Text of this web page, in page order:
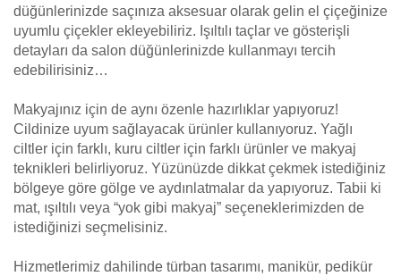
düğünlerinizde saçınıza aksesuar olarak gelin el çiçeğinize
uyumlu çiçekler ekleyebiliriz. Işıltılı taçlar ve gösterişli
detayları da salon düğünlerinizde kullanmayı tercih
edebilirisiniz…
Makyajınız için de aynı özenle hazırlıklar yapıyoruz!
Cildinize uyum sağlayacak ürünler kullanıyoruz. Yağlı
ciltler için farklı, kuru ciltler için farklı ürünler ve makyaj
teknikleri belirliyoruz. Yüzünüzde dikkat çekmek istediğiniz
bölgeye göre gölge ve aydınlatmalar da yapıyoruz. Tabii ki
mat, ışıltılı veya “yok gibi makyaj” seçeneklerimizden de
istediğinizi seçmelisiniz.
Hizmetlerimiz dahilinde türban tasarımı, manikür, pedikür